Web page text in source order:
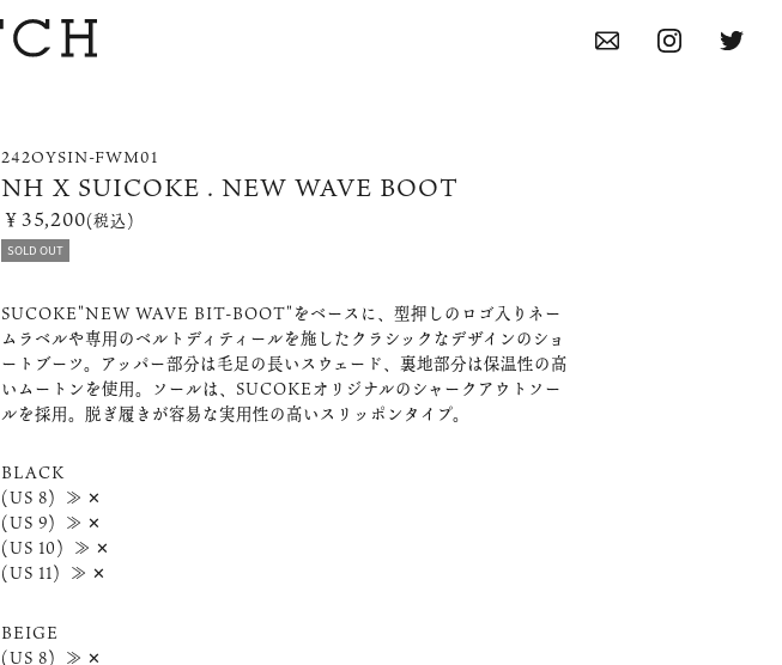
242OYSIN-FWM01
NH X SUICOKE . NEW WAVE BOOT
￥35,200(税込)
SOLD OUT
SUCOKE"NEW WAVE BIT-BOOT"をベースに、型押しのロゴ入りネー
ムラベルや専用のベルトディティールを施したクラシックなデザインのショ
ートブーツ。アッパー部分は毛足の長いスウェード、裏地部分は保温性の高
いムートンを使用。ソールは、SUCOKEオリジナルのシャークアウトソー
ルを採用。脱ぎ履きが容易な実用性の高いスリッポンタイプ。
BLACK
(US 8) ≫ ✕
(US 9) ≫ ✕
(US 10) ≫ ✕
(US 11) ≫ ✕
BEIGE
(US 8) ≫ ✕